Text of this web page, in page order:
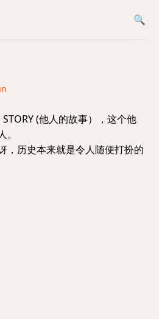
STORY (他人的故事），这个他
，历史本来就是令人随便打扮的